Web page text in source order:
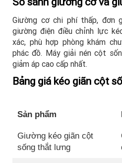
Giường cơ chi phí thấp, đơn
giường điện điều chỉnh lực
xác, phù hợp phòng khám
phác đồ. Máy giải nén cột
giảm áp cao cấp nhất.
Bảng giá kéo giãn cột
Sản phẩm
Giường kéo giãn cột
sống thắt lưng